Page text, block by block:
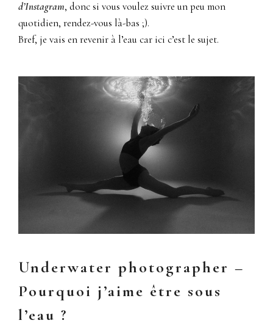
d’Instagram, donc si vous voulez suivre un peu mon
quotidien, rendez-vous là-bas ;).
Bref, je vais en revenir à l’eau car ici c’est le sujet.
Underwater photographer –
Pourquoi j’aime être sous
l’eau ?